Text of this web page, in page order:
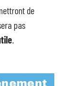
de
pas